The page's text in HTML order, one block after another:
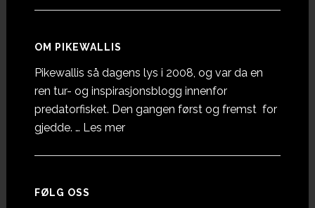
OM PIKEWALLIS
Pikewallis så dagens lys i 2008, og var da en
ren tur- og inspirasjonsblogg innenfor
predatorfisket. Den gangen først og fremst for
gjedde. … Les meromOm
FØLG OSS